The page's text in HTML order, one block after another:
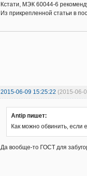
Кстати, МЭК 60044-6
Из прикрепленной статьи в
2015-06-09 15:25:22 (2015-06-
Antip пишет:
Как можно обвинить, если
Да вообще-то ГОСТ для